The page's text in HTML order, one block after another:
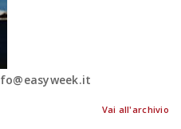
Vai all'archivio